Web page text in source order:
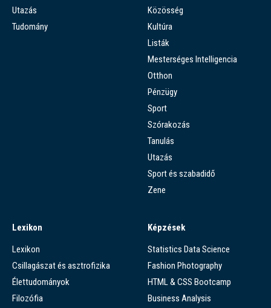
Utazás
Tudomány
Közösség
Kultúra
Listák
Mesterséges Intelligencia
Otthon
Pénzügy
Sport
Szórakozás
Tanulás
Utazás
Sport és szabadidő
Zene
Lexikon
Lexikon
Csillagászat és asztrofizika
Élettudományok
Filozófia
Képzések
Statistics Data Science
Fashion Photography
HTML & CSS Bootcamp
Business Analysis